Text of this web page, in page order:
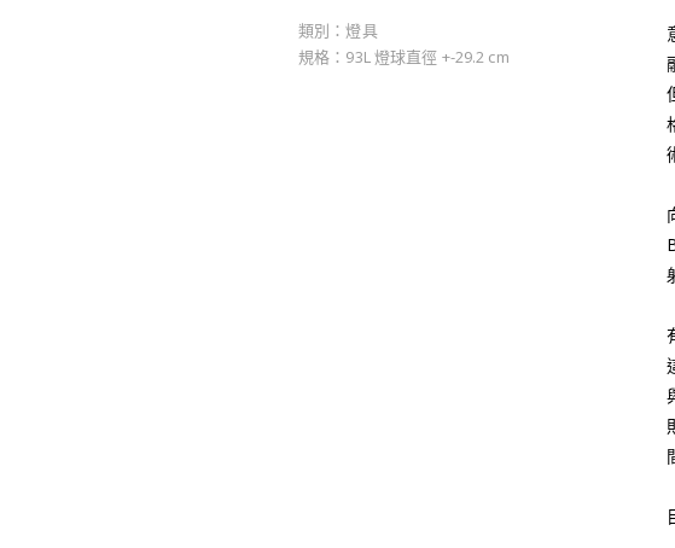
類別：燈具
規格：93L 燈球直徑 +-29.2 cm